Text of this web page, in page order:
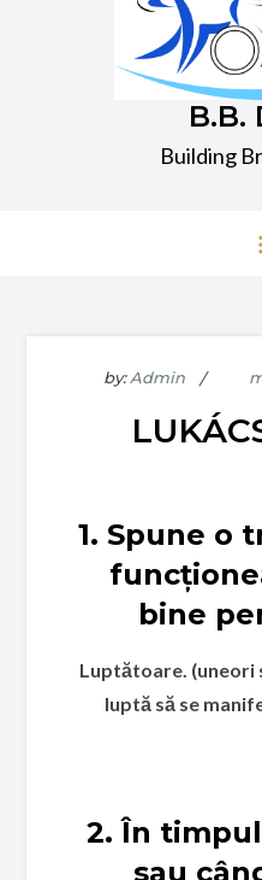
B.B.
Building
by:Admin
1. Spune o
bine
Luptătoare. (uneori
luptă să se
2. În
sau